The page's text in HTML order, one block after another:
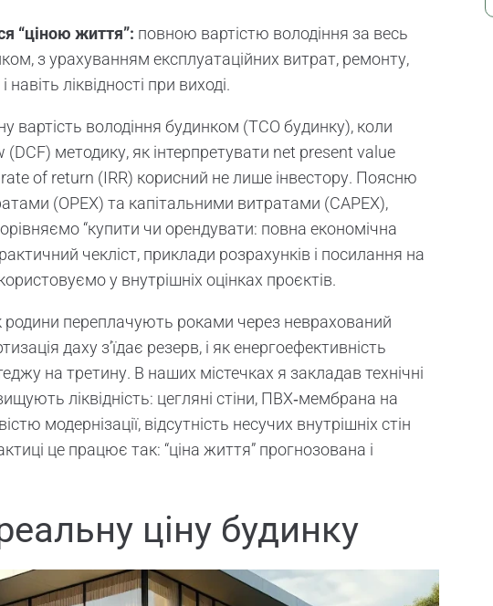
“ціною життя”: повною вартістю володіння за весь
з урахуванням експлуатаційних витрат, ремонту,
ліквідності при виході.
вартість володіння будинком (TCO будинку), коли
методику, як інтерпретувати net present value
of return (IRR) корисний не лише інвестору. Поясню
(OPEX) та капітальними витратами (CAPEX),
“купити чи орендувати: повна економічна
чекліст, приклади розрахунків і посилання на
у внутрішніх оцінках проєктів.
родини переплачують роками через неврахований
даху з’їдає резерв, і як енергоефективність
на третину. В наших містечках я закладав технічні
ліквідність: цегляні стіни, ПВХ‑мембрана на
модернізації, відсутність несучих внутрішніх стін
це працює так: “ціна життя” прогнозована і
ціну будинку